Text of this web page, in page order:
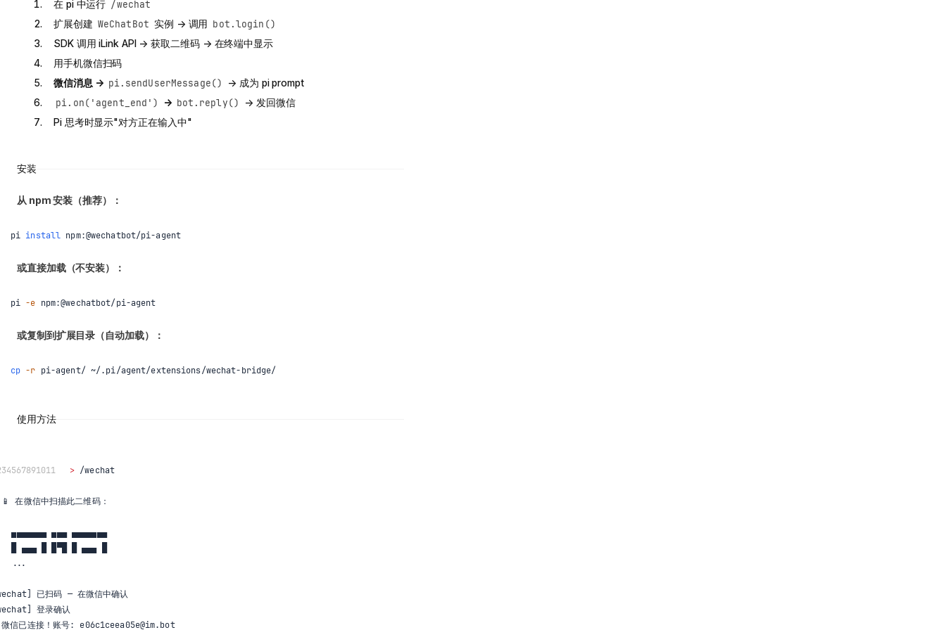
在 pi 中运行 /wechat
扩展创建 WeChatBot 实例 → 调用 bot.login()
SDK 调用 iLink API → 获取二维码 → 在终端中显示
用手机微信扫码
微信消息 → pi.sendUserMessage()
→ 成为 pi prompt
pi.on('agent_end')
→ bot.reply()
→ 发回微信
Pi 思考时显示"对方正在输入中"
安装
从 npm 安装（推荐）：
pi install npm:@wechatbot/pi-agent
或直接加载（不安装）：
pi -e npm:@wechatbot/pi-agent
或复制到扩展目录（自动加载）：
cp -r pi-agent/ ~/.pi/agent/extensions/wechat-bridge/
使用方法
34567891011 > /wechat
在微信中扫描此二维码：
▄▄▄▄▄▄▄ ▄▄▄ ▄▄▄▄▄▄▄
█ ▄▄▄ █ █▀█ █ ▄▄▄ █
...
]
]
登录确认
信已连接！账号: e06c1ceea05e@im.bot